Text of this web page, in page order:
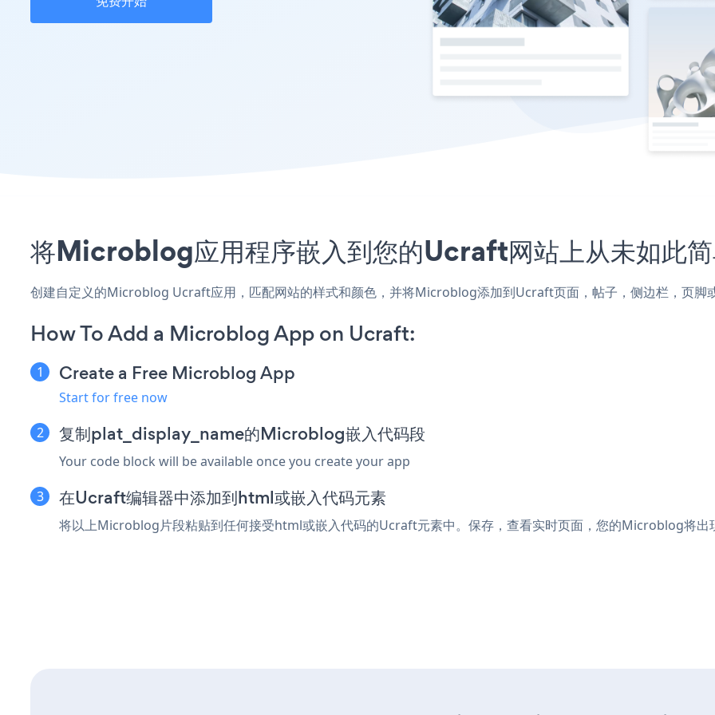
将Microblog应用程序嵌入到您的Ucraft网站上从未如此
创建自定义的Microblog Ucraft应用，匹配网站的样式和颜色，并将Microblog添加到Ucraft页面，帖子，侧边栏，页脚
How To Add a Microblog App on Ucraft:
Create a Free Microblog App
Start for free now
复制plat_display_name的Microblog嵌入代码段
Your code block will be available once you create your app
在Ucraft编辑器中添加到html或嵌入代码元素
将以上Microblog片段粘贴到任何接受html或嵌入代码的Ucraft元素中。保存，查看实时页面，您的Microblog将出